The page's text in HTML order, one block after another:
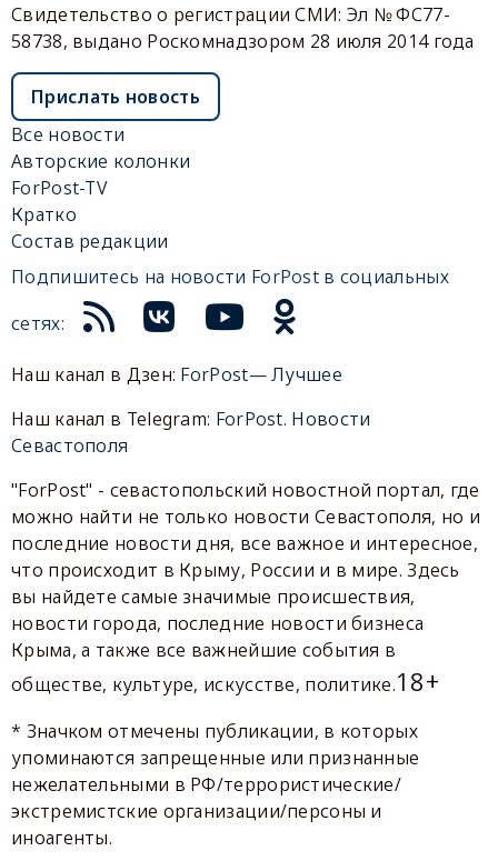
Свидетельство о регистрации СМИ: Эл № ФС77-
58738, выдано Роскомнадзором 28 июля 2014 года
Прислать новость
Все новости
Авторские колонки
ForPost-TV
Кратко
Состав редакции
Подпишитесь на новости ForPost в социальных
сетях:
Наш канал в Дзен: ForPost— Лучшее
Наш канал в Telegram: ForPost. Новости
Севастополя
"ForPost" - севастопольский новостной портал, где
можно найти не только новости Севастополя, но и
последние новости дня, все важное и интересное,
что происходит в Крыму, России и в мире. Здесь
вы найдете самые значимые происшествия,
новости города, последние новости бизнеса
Крыма, а также все важнейшие события в
обществе, культуре, искусстве, политике.18+
* Значком отмечены публикации, в которых
упоминаются запрещенные или признанные
нежелательными в РФ/террористические/
экстремистские организации/персоны и
иноагенты.